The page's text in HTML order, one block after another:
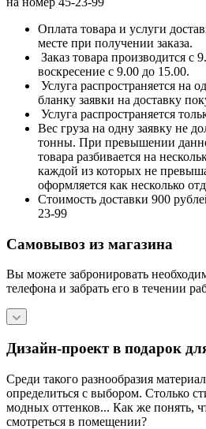
Оплата товара и услуги
месте при получении заказа.
Заказ товара производится с
воскресение с 9.00 до 15.00.
Услуга распространяется на
бланку заявки на доставку
Услуга распространяется
Вес груза на одну заявку не
тонны. При превышении
товара разбивается на
каждой из которых не
оформляется как несколько
Стоимость доставки 900
23-99
Самовывоз из магазина
Вы можете забронировать
телефона и забрать его в течении
Дизайн-проект в подарок
Среди такого разнообразия
определиться с выбором. Столько
модных оттенков... Как же понять,
смотреться в помещении?